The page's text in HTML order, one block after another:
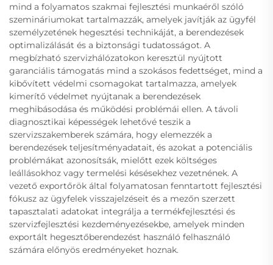
mind a folyamatos szakmai fejlesztési munkaéről szóló
szemináriumokat tartalmazzák, amelyek javítják az ügyfél
személyzetének hegesztési technikáját, a berendezések
optimalizálását és a biztonsági tudatosságot. A
megbízható szervizhálózatokon keresztül nyújtott
garanciális támogatás mind a szokásos fedettséget, mind a
kibővített védelmi csomagokat tartalmazza, amelyek
kimerítő védelmet nyújtanak a berendezések
meghibásodása és működési problémái ellen. A távoli
diagnosztikai képességek lehetővé teszik a
szervizszakemberek számára, hogy elemezzék a
berendezések teljesítményadatait, és azokat a potenciális
problémákat azonosítsák, mielőtt ezek költséges
leállásokhoz vagy termelési késésekhez vezetnének. A
vezető exportőrök által folyamatosan fenntartott fejlesztési
fókusz az ügyfelek visszajelzéseit és a mezőn szerzett
tapasztalati adatokat integrálja a termékfejlesztési és
szervizfejlesztési kezdeményezésekbe, amelyek minden
exportált hegesztőberendezést használó felhasználó
számára előnyös eredményeket hoznak.